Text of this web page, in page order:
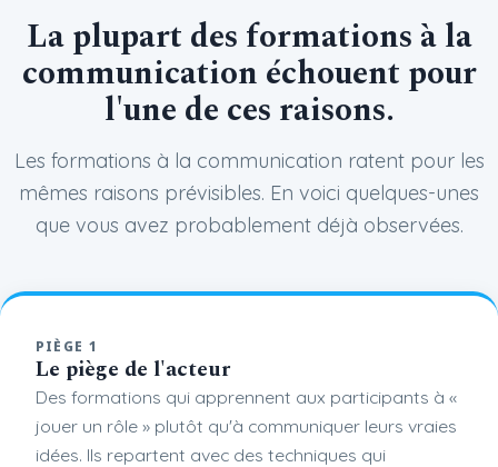
La plupart des formations à la
communication échouent pour
l'une de ces raisons.
Les formations à la communication ratent pour les
mêmes raisons prévisibles. En voici quelques-unes
que vous avez probablement déjà observées.
PIÈGE 1
Le piège de l'acteur
Des formations qui apprennent aux participants à «
jouer un rôle » plutôt qu'à communiquer leurs vraies
idées. Ils repartent avec des techniques qui